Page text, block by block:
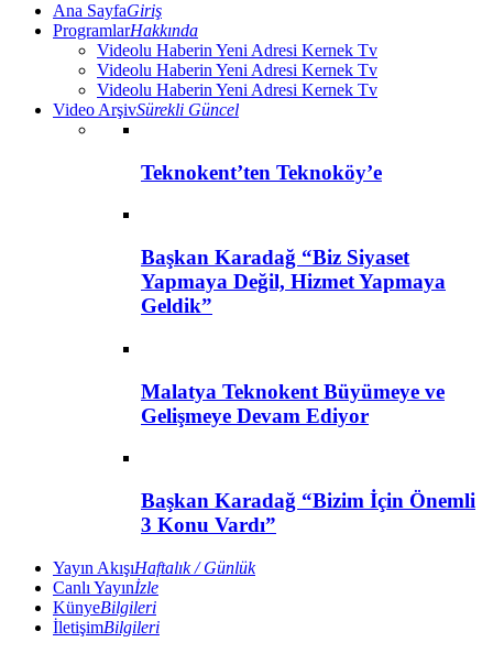
Ana SayfaGiriş
ProgramlarHakkında
Videolu Haberin Yeni Adresi Kernek Tv
Videolu Haberin Yeni Adresi Kernek Tv
Videolu Haberin Yeni Adresi Kernek Tv
Video ArşivSürekli Güncel
Teknokent’ten Teknoköy’e
Başkan Karadağ “Biz Siyaset
Yapmaya Değil, Hizmet Yapmaya
Geldik”
Malatya Teknokent Büyümeye ve
Gelişmeye Devam Ediyor
Başkan Karadağ “Bizim İçin Önemli
3 Konu Vardı”
Yayın AkışıHaftalık / Günlük
Canlı Yayınİzle
KünyeBilgileri
İletişimBilgileri